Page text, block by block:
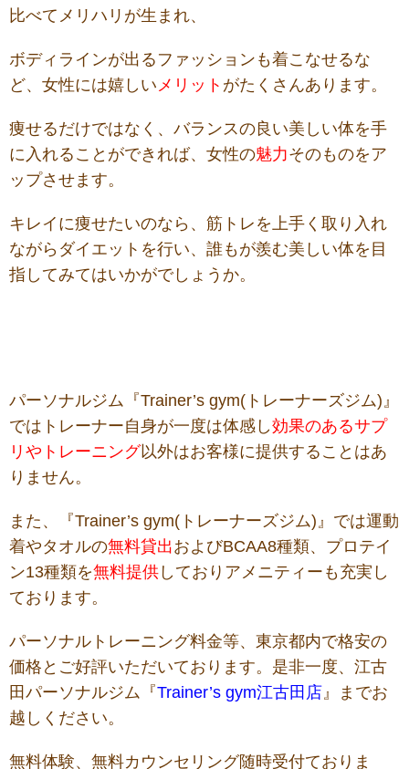
比べて メリハリが生まれ、
ボディラインが出るファッションも着こなせるな
ど、女性には嬉しいメリット がたくさんあります。
痩せるだけではなく 、 バランスの良い美 しい体を手
に入れることができれば、女性の魅力そのものをア
ップさせます。
キレイに痩せたいのなら 、筋トレを上手く 取り入れ
ながらダイエットを行い、 誰もが羨む美 しい体を 目
指してみてはいかがでしょうか。
パーソナルジム『Trainer’s gym(トレーナーズジム)』
ではトレーナー自身が一度は体感し効果のあるサプ
リやトレーニング以外はお客様に提供することはあ
りません。
また、『Trainer’s gym(トレーナーズジム)』では運動
着やタオルの無料貸出およびBCAA8種類、プロテイ
ン13種類を無料提供 しておりアメニティーも充実し
ております。
パーソナルトレーニング料金等、東京都内で格安の
価格とご好評いただいております。是非一度、江古
田パーソナルジム『Trainer’s gym江古田店』までお
越しください。
無料体験、無料カウンセリング随時受付ておりま